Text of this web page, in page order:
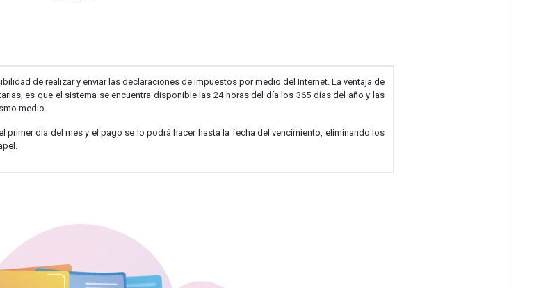
de realizar y enviar las declaraciones de impuestos por medio del Internet. La ventaja de
es que el sistema se encuentra disponible las 24 horas del día los 365 días del año y las
medio.
día del mes y el pago se lo podrá hacer hasta la fecha del vencimiento, eliminando los